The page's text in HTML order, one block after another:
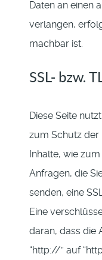
Daten an einen
verlangen,
machbar ist.
SSL- bzw.
Diese Seite
zum Schutz
Inhalte, wie
Anfragen, die
senden, eine
Eine
daran, dass die
“http://” auf